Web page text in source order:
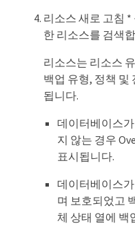
리소스 새로 고침
한 리소스를 검색
리소스는 리소스
백업 유형, 정책 및
됩니다.
데이터베이스
지 않는 경우
표시됩니다.
데이터베이스
며 보호되었고
체 상태 열에 백